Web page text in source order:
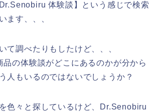
体験談】という感じで検索
ます、、、
て調べたりもしたけど、、、
の体験談がどこにあるのかが分から
人もいるのではないでしょうか？
色々と探しているけど、Dr.Senobiru